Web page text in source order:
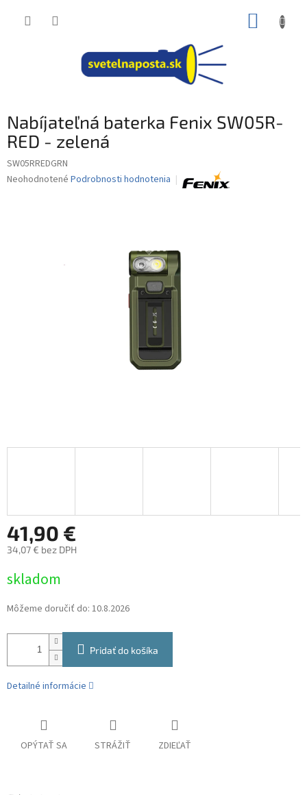
Nabíjateľná baterka Fenix SW05R-
RED - zelená
SW05RREDGRN
Priemerné
Neohodnotené Podrobnosti hodnotenia
41,90 €
34,07 € bez DPH
cena:
skladom
Môžeme doručiť do: 10.8.2026
Pridať do košíka
Detailné informácie
OPÝTAŤ SA STRÁŽIŤ ZDIEĽAŤ